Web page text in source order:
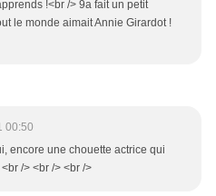
!<br /> 9a fait un petit
le monde aimait Annie Girardot !
00:50
encore une chouette actrice qui
/> <br /> <br />